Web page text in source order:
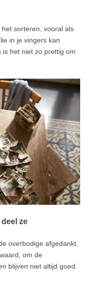
het sorteren, vooral als
in je vingers kan
is het niet zo prettig om
ze
overbodige afgedankt,
om de
blijven niet altijd goed.